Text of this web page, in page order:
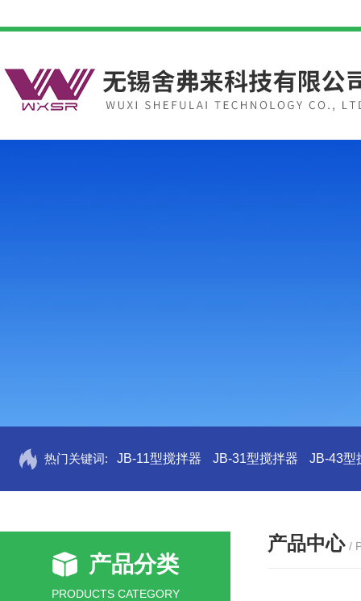
热门关键词: JB-11型搅拌器 JB-31型搅拌器 JB-43型
产品分类
PRODUCTS CATEGORY
产品中心 /